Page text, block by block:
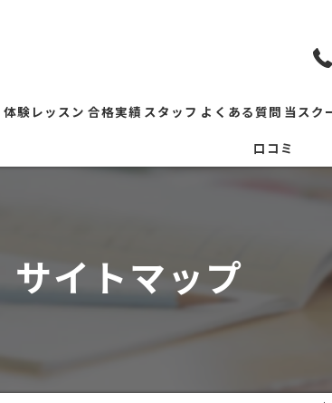
体験レッスン 合格実績 スタッフ よくある質問 当スク
塾
口コミ
サイトマップ